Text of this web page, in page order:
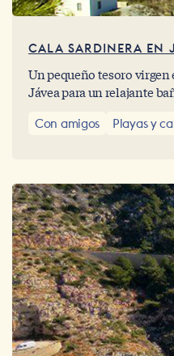
CALA SARDINERA EN
Un pequeño tesoro
Jávea para un relajante
paisaje mediterráneo.
Con amigos Playas y